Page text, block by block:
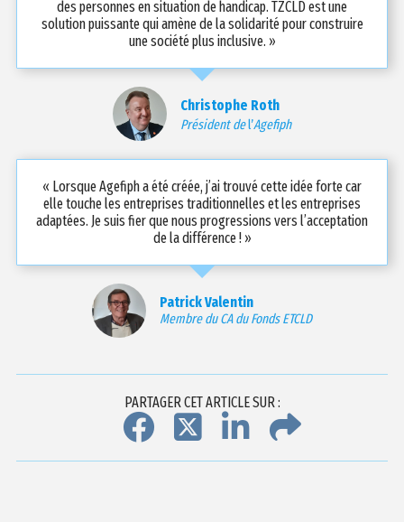
des personnes en situation de handicap. TZCLD est une
solution puissante qui amène de la solidarité pour construire
une société plus inclusive. »
Christophe Roth
Président del’Agefiph
« Lorsque Agefiph a été créée, j’ai trouvé cette idée forte car
elle touche les entreprises traditionnelles et les entreprises
adaptées. Je suis fier que nous progressions vers l’acceptation
de la différence ! »
Patrick Valentin
Membre du CA du Fonds ETCLD
PARTAGER CET ARTICLE SUR :